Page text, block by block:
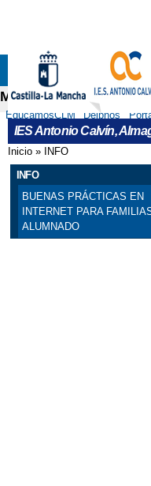
Menú secundario
EducamosCLM Delphos
IES Antonio Calvín,
Se encuentra
Inicio »
INFO
INFO
BUENAS PRÁCTICAS EN
INTERNET PARA
ALUMNADO